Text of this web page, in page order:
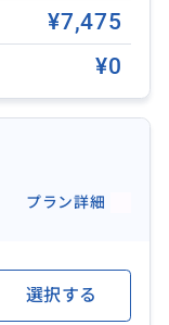
ディン広場で独
外に住む何千人
エンビエンフ
年になって初
ました。1965年
きな被害を受
¥7,475
¥0
プラン詳細
選択する